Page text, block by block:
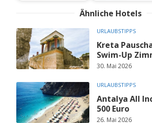
Ähnliche Hotels
URLAUBSTIPPS
Kreta
Swim-Up
30. Mai 2026
URLAUBSTIPPS
Antalya All
500 Euro
26. Mai 2026